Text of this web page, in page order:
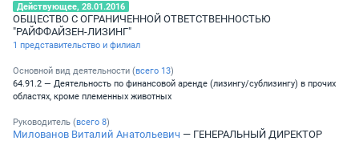
Действующее, 28.01.2016
ОБЩЕСТВО С ОГРАНИЧЕННОЙ ОТВЕТСТВЕННОСТЬЮ
"РАЙФФАЙЗЕН-ЛИЗИНГ"
1 представительство и филиал
Основной вид деятельности (всего 13)
64.91.2 — Деятельность по финансовой аренде (лизингу/сублизингу) в прочих
областях, кроме племенных животных
Руководитель (всего 8)
Милованов Виталий Анатольевич — ГЕНЕРАЛЬНЫЙ ДИРЕКТОР